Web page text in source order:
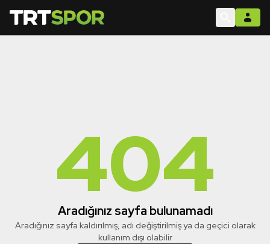
404
Aradığınız sayfa bulunamadı
Aradığınız sayfa kaldırılmış, adı değiştirilmiş ya da geçici olarak
kullanım dışı olabilir